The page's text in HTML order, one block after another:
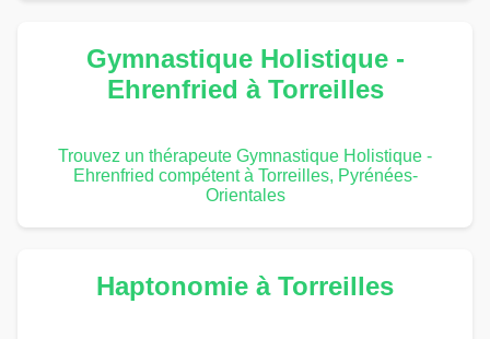
Gymnastique Holistique -
Ehrenfried à Torreilles
Trouvez un thérapeute Gymnastique Holistique -
Ehrenfried compétent à Torreilles, Pyrénées-
Orientales
Haptonomie à Torreilles